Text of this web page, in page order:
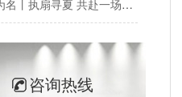
同“欣”同行 智领新程 | 欣灵电气2025年度表彰总结大会暨新年酒会成功举办！
咨询热线